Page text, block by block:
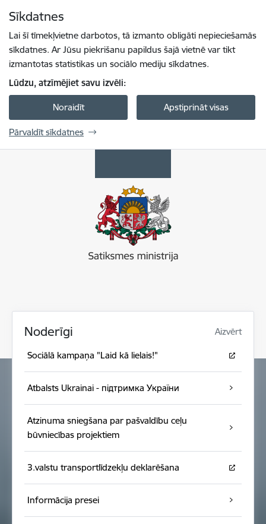
Sīkdatnes
Lai šī tīmekļvietne darbotos, tā izmanto obligāti nepieciešamās
sīkdatnes. Ar Jūsu piekrišanu papildus šajā vietnē var tikt
izmantotas statistikas un sociālo mediju sīkdatnes.
Lūdzu, atzīmējiet savu izvēli:
Noraidīt Apstiprināt visas
Pārvaldīt sīkdatnes
Noderīgi Aizvērt
Sociālā kampaņa "Laid kā lielais!"
Atbalsts Ukrainai - підтримка України
Atzinuma sniegšana par pašvaldību ceļu
būvniecības projektiem
3.valstu transportlīdzekļu deklarēšana
Informācija presei